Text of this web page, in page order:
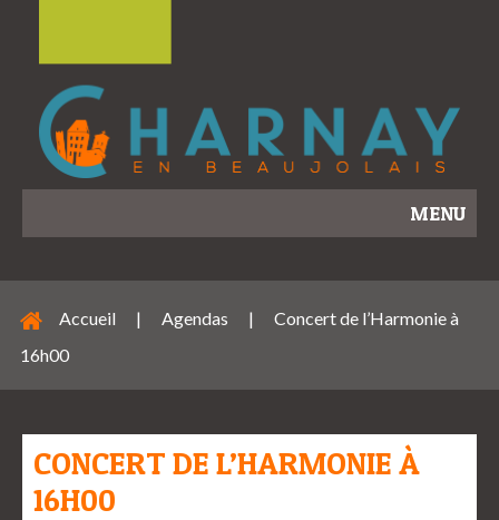
MENU
Accueil | Agendas |
Concert de l’Harmonie à
16h00
CONCERT DE L’HARMONIE À
16H00